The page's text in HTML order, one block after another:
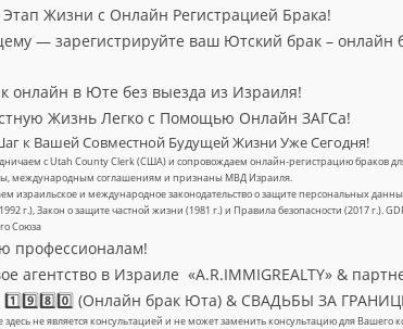
Жизни с Онлайн Регистрацией Брака!
— зарегистрируйте ваш Ютский брак – онлайн
онлайн в Юте без выезда из Израиля!
Жизнь Легко с Помощью Онлайн ЗАГСа!
к Вашей Совместной Будущей Жизни Уже Сегодня!
с Utah County Clerk (США) и сопровождаем онлайн-регистрацию браков
международным соглашениям и признаны МВД Израиля.
израильское и международное законодательство о защите персональных
г.), Закон о защите частной жизни (1981 г.) и Правила безопасности (2017 г.).
Союза
профессионалам!
агентство в Израиле «A.R.IMMIGREALTY» &
(Онлайн брак Юта) & СВАДЬБЫ ЗА
здесь не является консультацией и не может заменить консультацию для